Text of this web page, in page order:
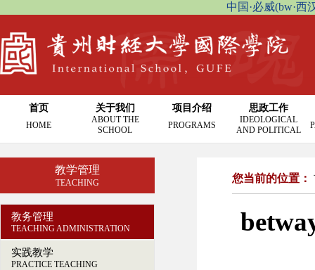
中国·必威(bw·西
首页
HOME
关于我们
ABOUT THE
SCHOOL
项目介绍
PROGRAMS
思政工作
IDEOLOGICAL
AND POLITICAL
教学管理
TEACHING
教务管理
TEACHING ADMINISTRATION
实践教学
PRACTICE TEACHING
您当前的位置：